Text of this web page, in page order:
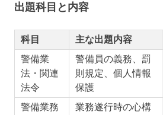
出題科目と内容
科目 主な出題内容
警備業
法・関連
法令
警備員の義務、罰
則規定、個人情報
保護
警備業務
業務遂行時の心構